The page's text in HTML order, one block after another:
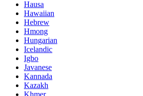
Hausa
Hawaiian
Hebrew
Hmong
Hungarian
Icelandic
Igbo
Javanese
Kannada
Kazakh
Khmer